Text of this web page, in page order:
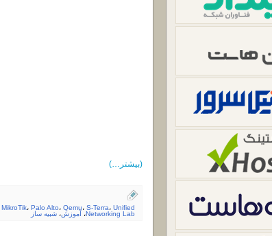
(بیشتر…)
MikroTik، Palo Alto، Qemu، S-Terra، Unified
Networking Lab، آموزش، شبیه ساز